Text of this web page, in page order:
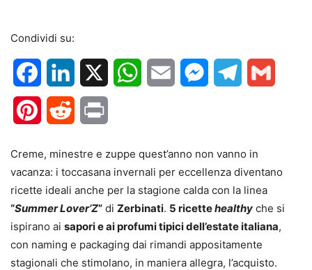
Condividi su:
FacebookLinkedIn WhatsApp
Email MessengerTelegram
PinterestReddit
Creme, minestre e zuppe quest’anno non vanno in
vacanza: i toccasana invernali per eccellenza diventano
ricette ideali anche per la stagione calda con la linea
“Summer Lover’Z” di Zerbinati. 5 ricettehealthy che si
ispirano ai sapori e ai profumi tipici dell’estate italiana,
con naming e packaging dai rimandi appositamente
stagionali che stimolano, in maniera allegra, l’acquisto.